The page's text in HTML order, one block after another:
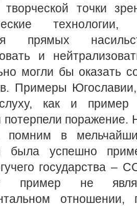
точки
прямых
и
могли бы оказать
Примеры
как и пример
потерпели
помним в
была успешно
государства –
пример не